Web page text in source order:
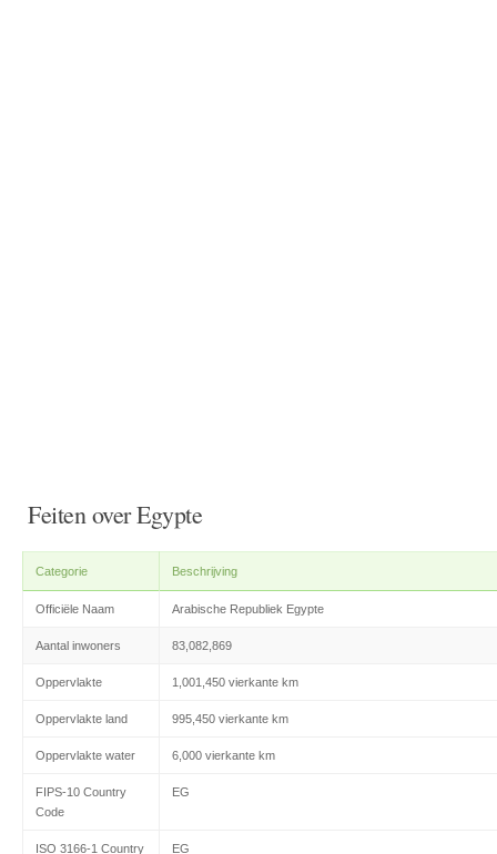
Feiten over Egypte
Categorie Beschrijving
Officiële Naam Arabische Republiek Egypte
Aantal inwoners 83,082,869
Oppervlakte 1,001,450 vierkante km
Oppervlakte land 995,450 vierkante km
Oppervlakte water 6,000 vierkante km
FIPS-10 Country
Code
EG
ISO 3166-1 Country EG